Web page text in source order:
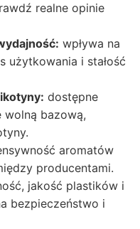
realne opinie
wpływa na
użytkowania i stałość
dostępne
wolną bazową,
aromatów
producentami.
jakość plastików i
bezpieczeństwo i